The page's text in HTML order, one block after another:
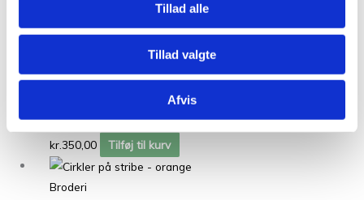
Tillad alle
Tillad valgte
Afvis
Scissors – sypung
Tilføj til kurv
Sommerfugl – pung
kr.350,00 Tilføj til kurv
Broderi